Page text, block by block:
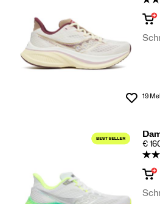
shoppen
19
€